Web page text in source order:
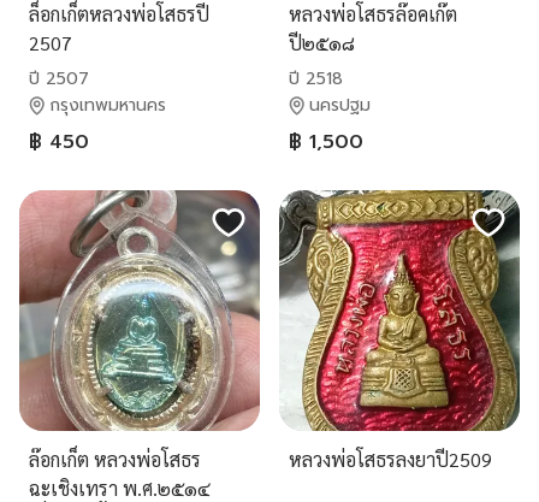
ล็อกเก็ตหลวงพ่อโสธรปี
2507
ปี 2507
กรุงเทพมหานคร
฿ 450
หลวงพ่อโสธรล๊อคเก๊ต
ปี๒๕๑๘
ปี 2518
นครปฐม
฿ 1,500
ล๊อกเก็ต หลวงพ่อโสธร
ฉะเชิงเทรา พ.ศ.๒๕๑๔
หลวงพ่อโสธรลงยาปี2509